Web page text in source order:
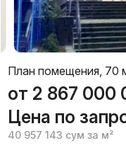
План помещения, 70
от 2 867 000
Цена по
40 957 143 сум за м²